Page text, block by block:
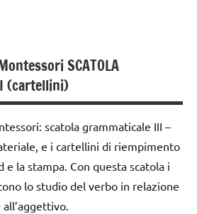
SCATOLA
(cartellini)
scatola grammaticale III –
e i cartellini di riempimento
la stampa. Con questa scatola i
lo studio del verbo in relazione